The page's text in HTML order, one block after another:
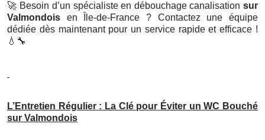
🚀 Besoin d’un spécialiste en débouchage canalisation sur
Valmondois en Île-de-France ? Contactez une équipe
dédiée dès maintenant pour un service rapide et efficace !
💧🔧
L’Entretien Régulier : La Clé pour Éviter un WC Bouché
sur Valmondois